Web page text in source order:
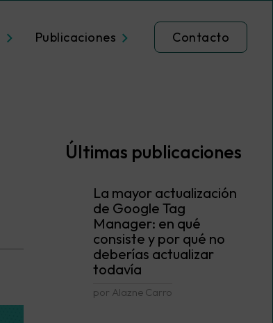
Publicaciones Contacto
Últimas publicaciones
La mayor actualización
de Google Tag
Manager: en qué
consiste y por qué no
deberías actualizar
todavía
por Alazne Carro